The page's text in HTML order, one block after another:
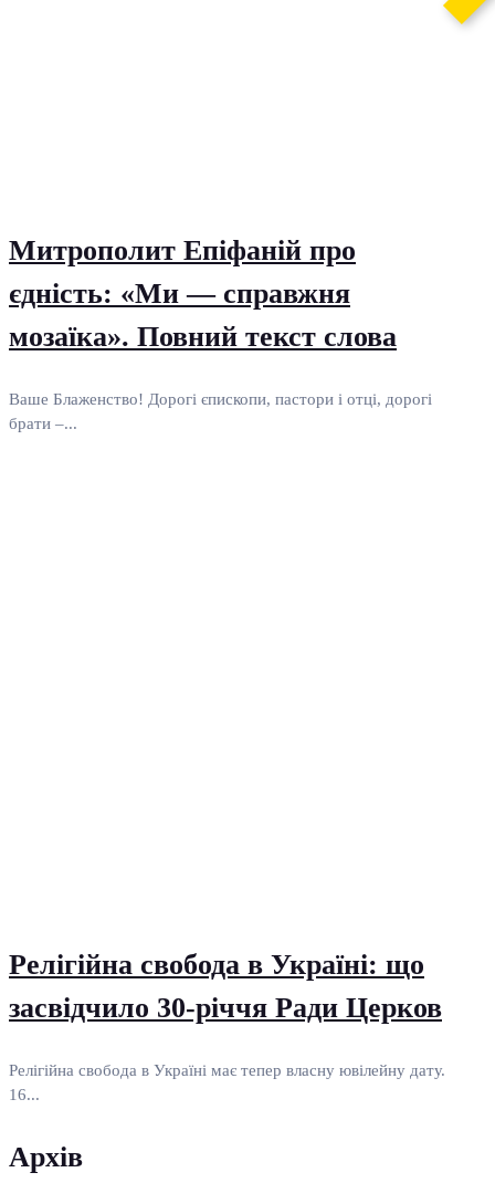
Митрополит Епіфаній про
єдність: «Ми — справжня
мозаїка». Повний текст слова
Ваше Блаженство! Дорогі єпископи, пастори і отці, дорогі
брати –...
Релігійна свобода в Україні: що
засвідчило 30-річчя Ради Церков
Релігійна свобода в Україні має тепер власну ювілейну дату.
16...
Архів